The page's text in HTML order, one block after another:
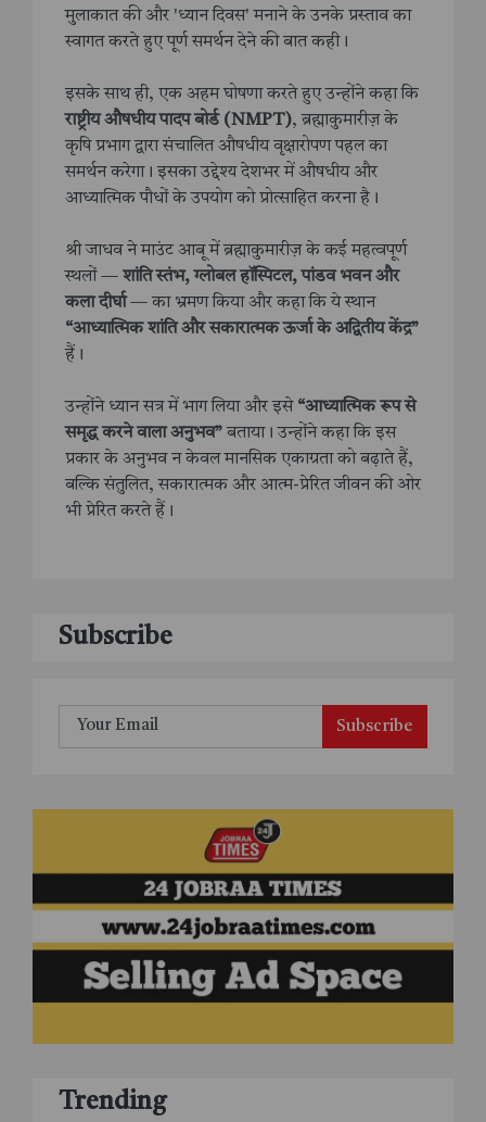
मुलाकात की और 'ध्यान दिवस' मनाने के उनके प्रस्ताव का
स्वागत करते हुए पूर्ण समर्थन देने की बात कही।
इसके साथ ही, एक अहम घोषणा करते हुए उन्होंने कहा कि
राष्ट्रीय औषधीय पादप बोर्ड (NMPT), ब्रह्माकुमारीज़ के
कृषि प्रभाग द्वारा संचालित औषधीय वृक्षारोपण पहल का
समर्थन करेगा। इसका उद्देश्य देशभर में औषधीय और
आध्यात्मिक पौधों के उपयोग को प्रोत्साहित करना है।
श्री जाधव ने माउंट आबू में ब्रह्माकुमारीज़ के कई महत्वपूर्ण
स्थलों — शांति स्तंभ, ग्लोबल हॉस्पिटल, पांडव भवन और
कला दीर्घा— का भ्रमण किया और कहा कि ये स्थान
“आध्यात्मिक शांति और सकारात्मक ऊर्जा के अद्वितीय केंद्र”
हैं।
उन्होंने ध्यान सत्र में भाग लिया और इसे “आध्यात्मिक रूप से
समृद्ध करने वाला अनुभव” बताया। उन्होंने कहा कि इस
प्रकार के अनुभव न केवल मानसिक एकाग्रता को बढ़ाते हैं,
बल्कि संतुलित, सकारात्मक और आत्म-प्रेरित जीवन की ओर
भी प्रेरित करते हैं।
Subscribe
Subscribe
Trending